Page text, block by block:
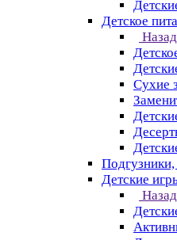
Детское
Назад
Сухие
Подгузники,
Детские
Назад